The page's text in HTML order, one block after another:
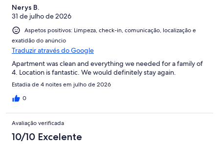
Nerys B.
31 de julho de 2026
Aspetos positivos: Limpeza, check-in, comunicação, localização e
exatidão do anúncio
Traduzir através do Google
Apartment was clean and everything we needed for a family of
4. Location is fantastic. We would definitely stay again.
Estadia de 4 noites em julho de 2026
0
Avaliação verificada
10/10 Excelente